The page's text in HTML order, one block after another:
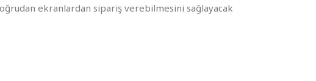
ekranlardan sipariş verebilmesini sağlayacak